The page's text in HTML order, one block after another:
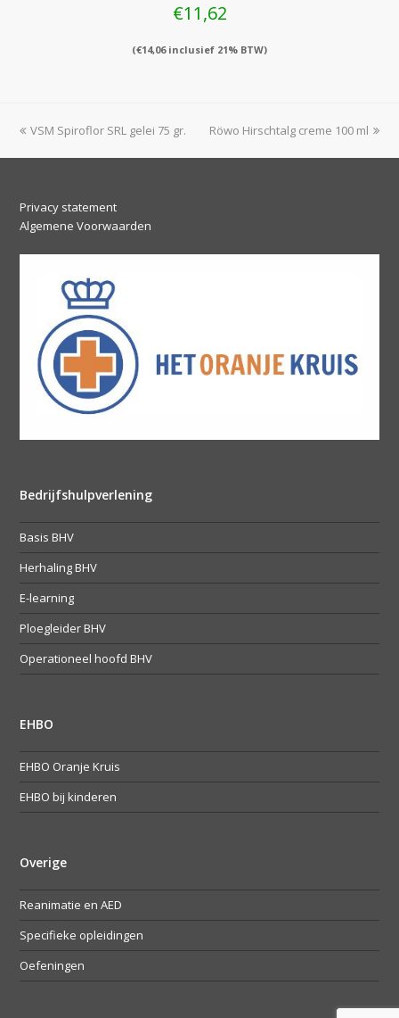
€11,62
(€14,06inclusief 21% BTW)
previous
VSM Spiroflor SRL gelei 75 gr.
next
Röwo Hirschtalg creme 100 ml
Privacy statement
Algemene Voorwaarden
Bedrijfshulpverlening
Basis BHV
Herhaling BHV
E-learning
Ploegleider BHV
Operationeel hoofd BHV
EHBO
EHBO Oranje Kruis
EHBO bij kinderen
Overige
Reanimatie en AED
Specifieke opleidingen
Oefeningen